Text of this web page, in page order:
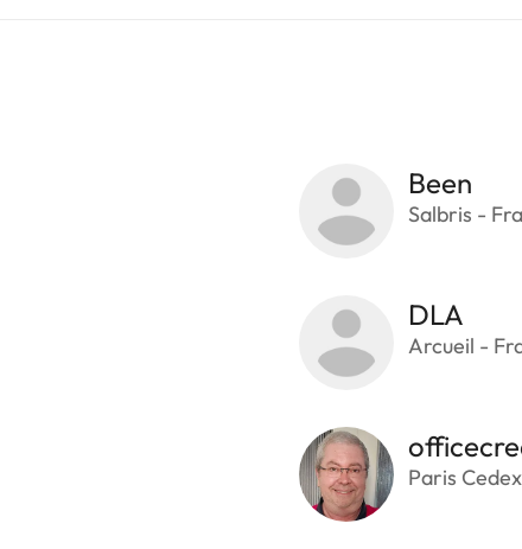
Been
Salbris -
DLA
Arcueil -
Paris